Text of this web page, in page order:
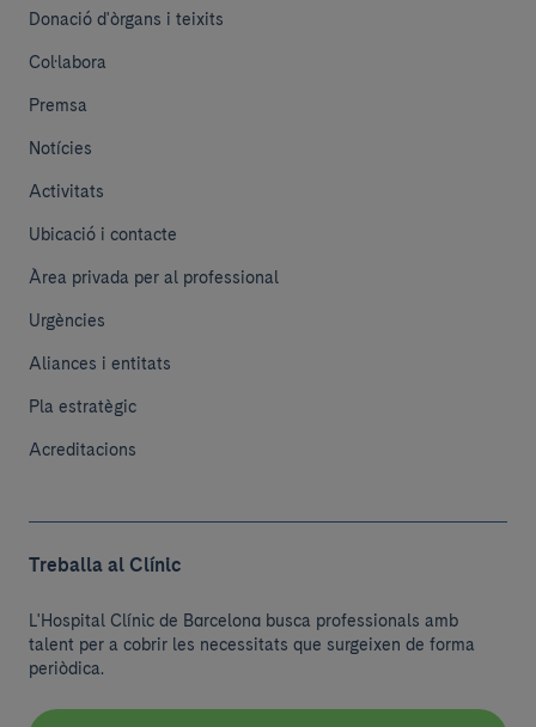
Donació d'òrgans i teixits
Col·labora
Premsa
Notícies
Activitats
Ubicació i contacte
Àrea privada per al professional
Urgències
Aliances i entitats
Pla estratègic
Acreditacions
Treballa al Clínic
L'Hospital Clínic de Barcelona busca professionals amb
talent per a cobrir les necessitats que surgeixen de forma
periòdica.